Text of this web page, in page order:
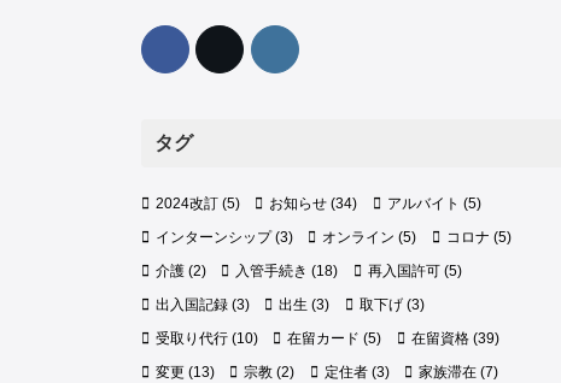
タグ
2024改訂(5) お知らせ (34) アルバイト (5)
インターンシップ(3) オンライン (5) コロナ (5)
介護(2) 入管手続き (18) 再入国許可(5)
出入国記録(3) 出生 (3) 取下げ(3)
受取り代行(10) 在留カード (5) 在留資格(39)
変更(13) 宗教 (2) 定住者(3) 家族滞在(7)